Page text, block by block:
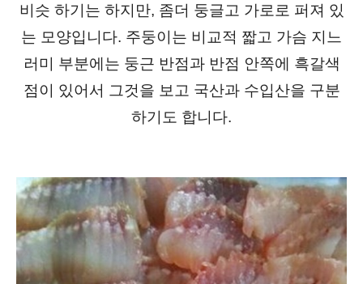
비슷 하기는 하지만, 좀더 둥글고 가로로 퍼져 있
는 모양입니다. 주둥이는 비교적 짧고 가슴 지느
러미 부분에는 둥근 반점과 반점 안쪽에 흑갈색
점이 있어서 그것을 보고 국산과 수입산을 구분
하기도 합니다.